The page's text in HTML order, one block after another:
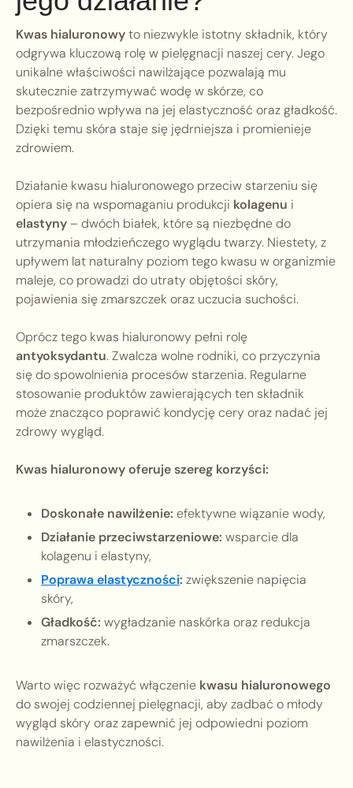
Kwas hialuronowyto niezwykle istotny składnik, który
odgrywa kluczową rolę w pielęgnacji naszej cery. Jego
unikalne właściwości nawilżające pozwalają mu
skutecznie zatrzymywać wodę w skórze, co
bezpośrednio wpływa na jej elastyczność oraz gładkość.
Dzięki temu skóra staje się jędrniejsza i promienieje
zdrowiem.
Działanie kwasu hialuronowego przeciw starzeniu się
opiera się na wspomaganiu produkcji kolagenu i
elastyny– dwóch białek, które są niezbędne do
utrzymania młodzieńczego wyglądu twarzy. Niestety, z
upływem lat naturalny poziom tego kwasu w organizmie
maleje, co prowadzi do utraty objętości skóry,
pojawienia się zmarszczek oraz uczucia suchości.
Oprócz tego kwas hialuronowy pełni rolę
antyoksydantu. Zwalcza wolne rodniki, co przyczynia
się do spowolnienia procesów starzenia. Regularne
stosowanie produktów zawierających ten składnik
może znacząco poprawić kondycję cery oraz nadać jej
zdrowy wygląd.
Kwas hialuronowy oferuje szereg korzyści:
Doskonałe nawilżenie: efektywne wiązanie wody,
Działanie przeciwstarzeniowe: wsparcie dla
kolagenu i elastyny,
Poprawa elastyczności: zwiększenie napięcia
skóry,
Gładkość: wygładzanie naskórka oraz redukcja
zmarszczek.
Warto więc rozważyć włączenie kwasu hialuronowego
do swojej codziennej pielęgnacji, aby zadbać o młody
wygląd skóry oraz zapewnić jej odpowiedni poziom
nawilżenia i elastyczności.